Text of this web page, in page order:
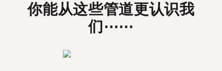
你能从这些管道更认识我
们⋯⋯